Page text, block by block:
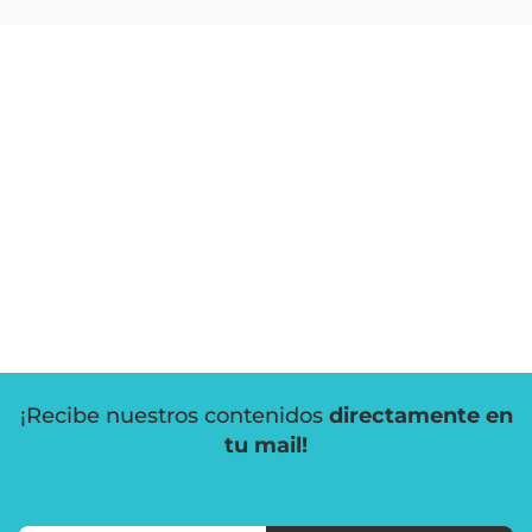
¡Recibe nuestros contenidos directamente en
tu mail!